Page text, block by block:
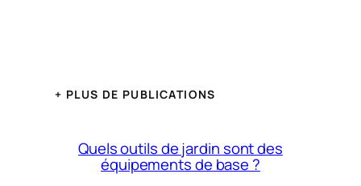
+ PLUS DE PUBLICATIONS
Quels outils de jardin sont des
équipements de base ?